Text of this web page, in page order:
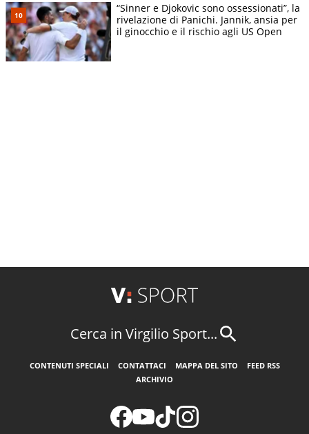
“Sinner e Djokovic sono ossessionati”, la
rivelazione di Panichi. Jannik, ansia per
il ginocchio e il rischio agli US Open
Cerca in Virgilio Sport...
CONTENUTI SPECIALI CONTATTACI MAPPA DEL SITO
FEED RSS
ARCHIVIO